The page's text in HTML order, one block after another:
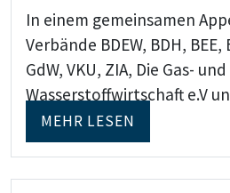
In einem gemeinsamen
Verbände BDEW, BDH, BEE,
GdW, VKU, ZIA, Die Gas- und
Wasserstoffwirtschaft e.V
MEHR LESEN